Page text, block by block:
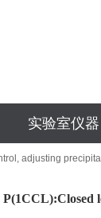
实验室仪器
adjusting